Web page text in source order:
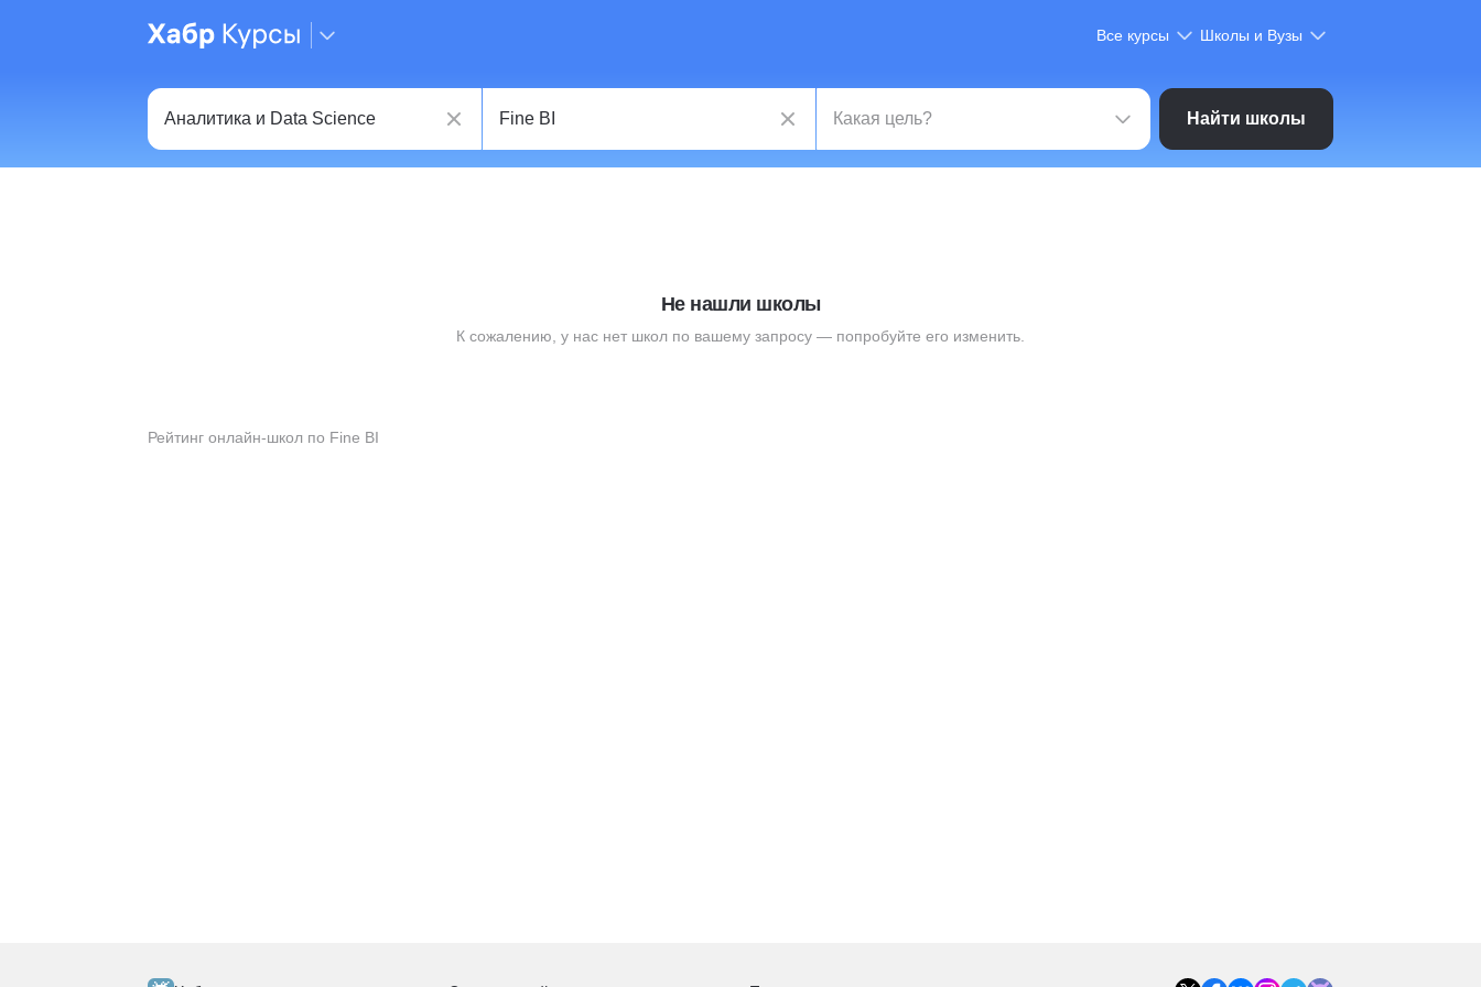
Все курсы Школы и Вузы
Найти школы
Рейтинг онлайн-школ по Fine BI
Не нашли школы
К сожалению, у нас нет школ по вашему запросу — попробуйте его изменить.